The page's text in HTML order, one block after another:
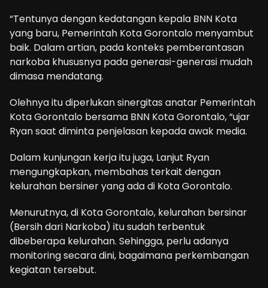
“Tentunya dengan kedatangan kepala BNN Kota
yang baru, Pemerintah Kota Gorontalo menyambut
baik. Dalam artian, pada konteks pemberantasan
narkoba khususnya pada generasi-generasi mudah
dimasa mendatang.
Olehnya itu diperlukan sinergitas anatar Pemerintah
Kota Gorontalo bersama BNN Kota Gorontalo, “ujar
Ryan saat diminta penjelasan kepada awak media.
Dalam kunjungan kerja itu juga, Lanjut Ryan
mengungkapkan, membahas terkait dengan
kelurahan bersiner yang ada di Kota Gorontalo.
Menurutnya, di Kota Gorontalo, kelurahan bersinar
(Bersih dari Narkoba) itu sudah terbentuk
dibeberapa kelurahan. Sehingga, perlu adanya
monitoring secara dini, bagaimana perkembangan
kegiatan tersebut.